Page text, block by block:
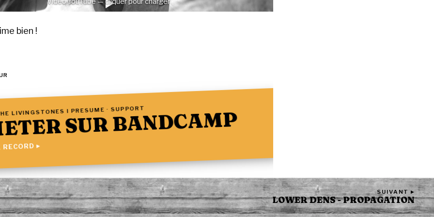
bien !
LIVINGSTONES I PRESUME · SUPPORT
SUR BANDCAMP
▸
SUIVANT ▸
LOWER DENS - PROPAGATION